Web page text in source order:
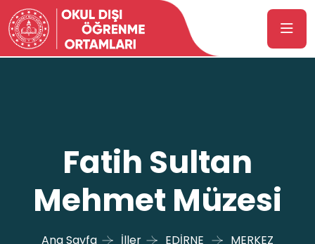
Fatih Sultan
Mehmet Müzesi
Ana Sayfa İller EDİRNE MERKEZ